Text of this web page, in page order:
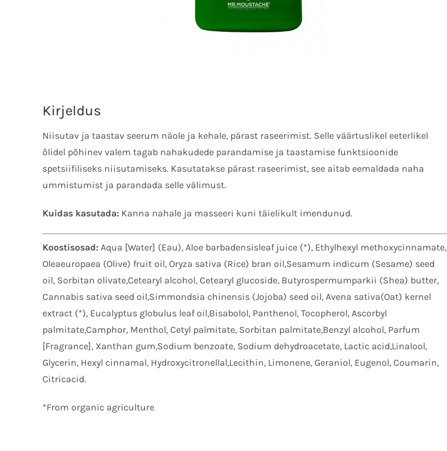
Kirjeldus
Niisutav ja taastav seerum näole ja kehale, pärast raseerimist. Selle väärtuslikel eeterlikel
õlidel põhinev valem tagab nahakudede parandamise ja taastamise funktsioonide
spetsiifiliseks niisutamiseks. Kasutatakse pärast raseerimist, see aitab eemaldada naha
ummistumist ja parandada selle välimust.
Kuidas kasutada:Kanna nahale ja masseeri kuni täielikult imendunud.
Koostisosad: Aqua [Water] (Eau), Aloe barbadensisleaf juice (*), Ethylhexyl methoxycinnamate,
Oleaeuropaea (Olive) fruit oil, Oryza sativa (Rice) bran oil,Sesamum indicum (Sesame) seed
oil, Sorbitan olivate,Cetearyl alcohol, Cetearyl glucoside, Butyrospermumparkii (Shea) butter,
Cannabis sativa seed oil,Simmondsia chinensis (Jojoba) seed oil, Avena sativa(Oat) kernel
extract (*), Eucalyptus globulus leaf oil,Bisabolol, Panthenol, Tocopherol, Ascorbyl
palmitate,Camphor, Menthol, Cetyl palmitate, Sorbitan palmitate,Benzyl alcohol, Parfum
[Fragrance], Xanthan gum,Sodium benzoate, Sodium dehydroacetate, Lactic acid,Linalool,
Glycerin, Hexyl cinnamal, Hydroxycitronellal,Lecithin, Limonene, Geraniol, Eugenol, Coumarin,
Citricacid.
*From organic agriculture